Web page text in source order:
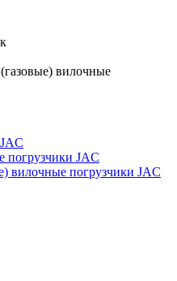
вилочные
погрузчики JAC
вилочные погрузчики JAC